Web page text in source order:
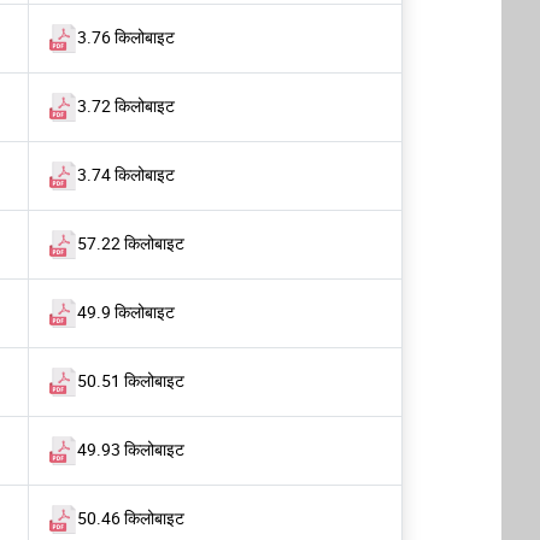
3.76 किलोबाइट
3.72 किलोबाइट
3.74 किलोबाइट
57.22 किलोबाइट
49.9 किलोबाइट
50.51 किलोबाइट
49.93 किलोबाइट
50.46 किलोबाइट